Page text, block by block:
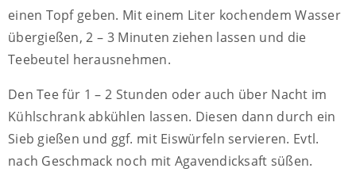
einen Topf geben. Mit einem Liter kochendem Wasser
übergießen, 2 – 3 Minuten ziehen lassen und die
Teebeutel herausnehmen.
Den Tee für 1 – 2 Stunden oder auch über Nacht im
Kühlschrank abkühlen lassen. Diesen dann durch ein
Sieb gießen und ggf. mit Eiswürfeln servieren. Evtl.
nach Geschmack noch mit Agavendicksaft süßen.